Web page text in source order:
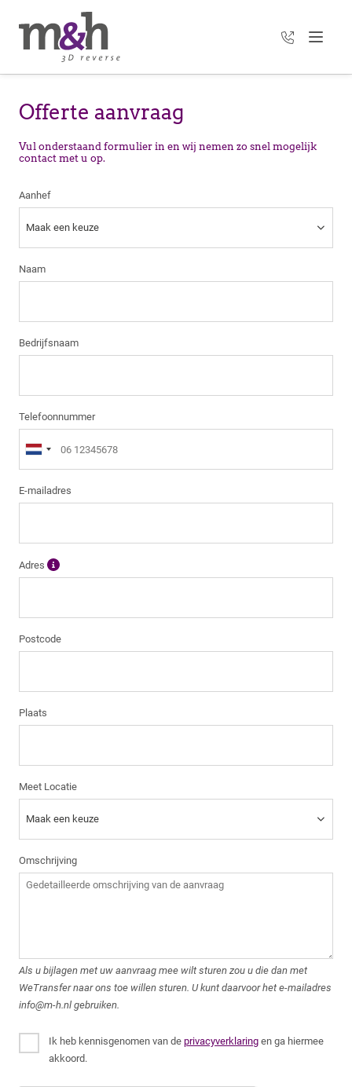
Menu
+31 35 303
Offerte aanvraag
Vul onderstaand formulier in en wij nemen zo snel mogelijk
contact met u op.
Aanhef
Naam
Bedrijfsnaam
Telefoonnummer
E-mailadres
Adres
Postcode
Plaats
Meet Locatie
Omschrijving
Als u bijlagen met uw aanvraag mee wilt sturen zou u die dan met
WeTransfer naar ons toe willen sturen. U kunt daarvoor het e-mailadres
info@m-h.nl gebruiken.
Ik heb kennisgenomen van de privacyverklaring en ga hiermee
akkoord.